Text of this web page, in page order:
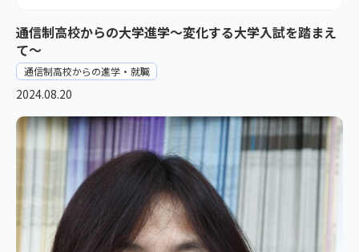
通信制高校からの大学進学～変化する大学入試を踏まえ
て～
通信制高校からの進学・就職
2024.08.20